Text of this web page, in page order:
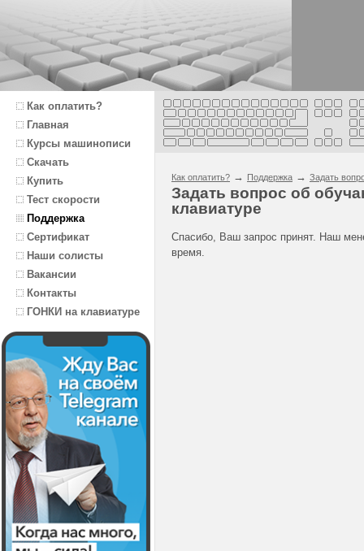
Как оплатить?
Главная
Курсы машинописи
Скачать
Купить
Тест скорости
Поддержка
Сертификат
Наши солисты
Вакансии
Контакты
ГОНКИ на клавиатуре
Как оплатить? → Поддержка → Задать
Задать вопрос об
клавиатуре
Спасибо, Ваш запрос принят. Наш
время.